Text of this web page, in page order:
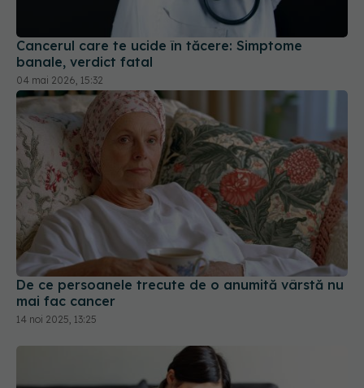
banale, verdict fatal
De ce persoanele trecute de o anumită vârstă nu
mai fac cancer
14 noi 2025, 13:25